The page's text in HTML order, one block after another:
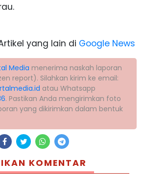
yang lain di Google News
Media menerima naskah laporan
report). Silahkan kirim ke email:
atau Whatsapp
. Pastikan Anda mengirimkan foto
yang dikirimkan dalam bentuk
KOMENTAR